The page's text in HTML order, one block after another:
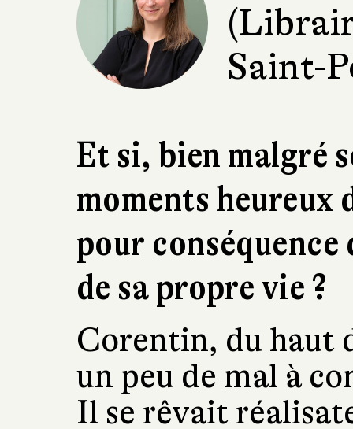
Saint-
Et si, bien malgré
moments heureux
pour conséquence
de sa propre vie ?
Corentin, du haut
un peu de mal à
Il se rêvait